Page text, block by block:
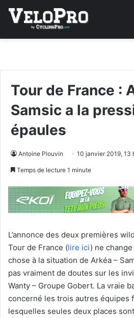
Tour de France :
Samsic a la
épaules
Antoine Plouvin 10 janvier 2019, 13
Temps de lecture 1 minute
L’annonce des deux premières
Tour de France (lire ici) ne
chose à la situation de Arkéa –
pas vraiment de doutes sur les
Wanty – Groupe Gobert. La vraie
concerné les trois autres équipes
lesquelles seules deux places